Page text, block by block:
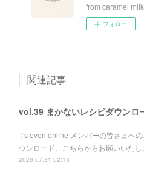
from caramel
フォロー
関連記事
vol.39 まかないレシピダウンロ
T's oven online メンバーの皆さまへ
ウンロード、こちらからお願いいた
2026.07.31 02:13